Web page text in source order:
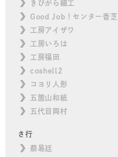
きびがら細工
Good Job！センター香芝
工房アイザワ
工房いろは
工房福田
coshell2
コヨリ人形
五箇山和紙
五代目両村
さ行
蔡易廷